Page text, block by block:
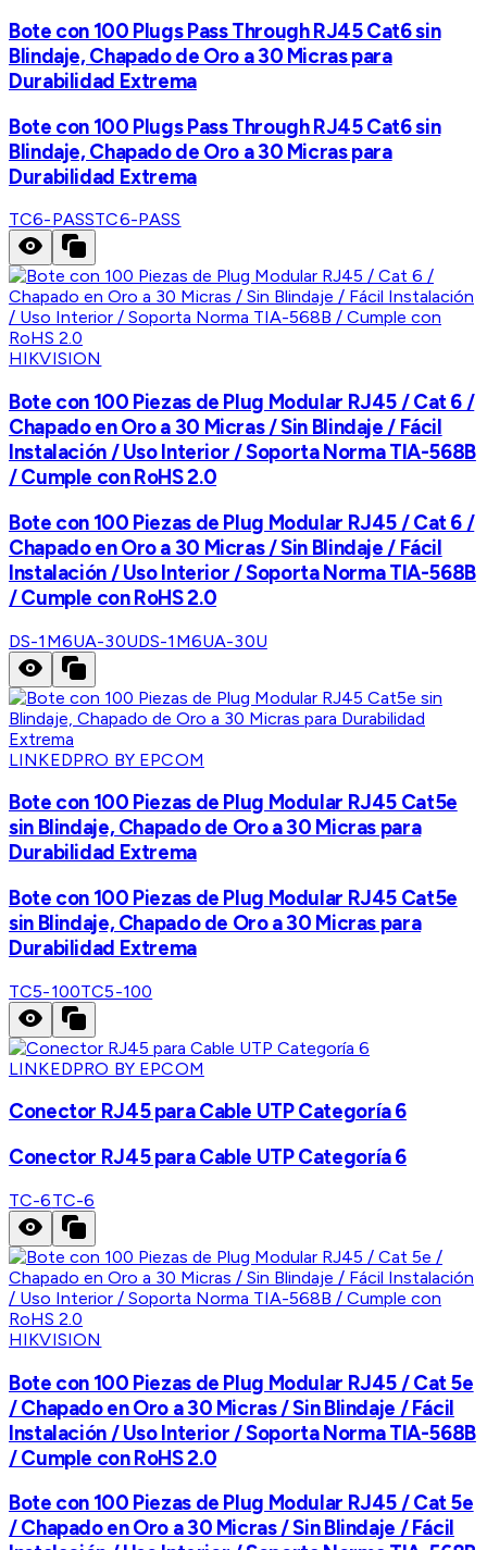
Bote con 100 Plugs Pass Through RJ45 Cat6 sin
Blindaje, Chapado de Oro a 30 Micras para
Durabilidad Extrema
Bote con 100 Plugs Pass Through RJ45 Cat6 sin
Blindaje, Chapado de Oro a 30 Micras para
Durabilidad Extrema
TC6-PASSTC6-PASS
HIKVISION
Bote con 100 Piezas de Plug Modular RJ45 / Cat 6 /
Chapado en Oro a 30 Micras / Sin Blindaje / Fácil
Instalación / Uso Interior / Soporta Norma TIA-568B
/ Cumple con RoHS 2.0
Bote con 100 Piezas de Plug Modular RJ45 / Cat 6 /
Chapado en Oro a 30 Micras / Sin Blindaje / Fácil
Instalación / Uso Interior / Soporta Norma TIA-568B
/ Cumple con RoHS 2.0
DS-1M6UA-30UDS-1M6UA-30U
LINKEDPRO BY EPCOM
Bote con 100 Piezas de Plug Modular RJ45 Cat5e
sin Blindaje, Chapado de Oro a 30 Micras para
Durabilidad Extrema
Bote con 100 Piezas de Plug Modular RJ45 Cat5e
sin Blindaje, Chapado de Oro a 30 Micras para
Durabilidad Extrema
TC5-100TC5-100
LINKEDPRO BY EPCOM
Conector RJ45 para Cable UTP Categoría 6
Conector RJ45 para Cable UTP Categoría 6
TC-6TC-6
HIKVISION
Bote con 100 Piezas de Plug Modular RJ45 / Cat 5e
/ Chapado en Oro a 30 Micras / Sin Blindaje / Fácil
Instalación / Uso Interior / Soporta Norma TIA-568B
/ Cumple con RoHS 2.0
Bote con 100 Piezas de Plug Modular RJ45 / Cat 5e
/ Chapado en Oro a 30 Micras / Sin Blindaje / Fácil